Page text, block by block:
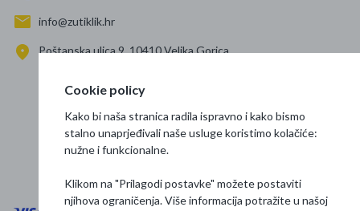
info@zutiklik.hr
Poštanska ulica 9, 10410 Velika Gorica
Prati nas
Cookie policy
Kako bi naša stranica radila ispravno i kako bismo
stalno unaprjeđivali naše usluge koristimo kolačiće:
nužne i funkcionalne.
Klikom na "Prilagodi postavke" možete postaviti
njihova ograničenja. Više informacija potražite u našoj